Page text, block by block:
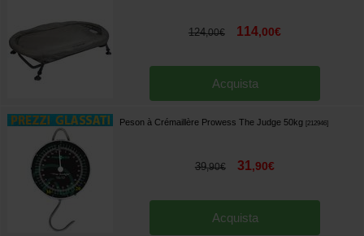
124,00€ 114,00€
Acquista
Peson à Crémaillère Prowess The Judge 50kg 212946]
39,90€ 31,90€
Acquista